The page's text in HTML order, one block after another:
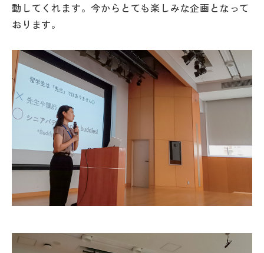
お問い合わせ
個人情報保護方針
サイトマップ
運営会社
動してくれます。今からとても楽しみな企画となって
おります。